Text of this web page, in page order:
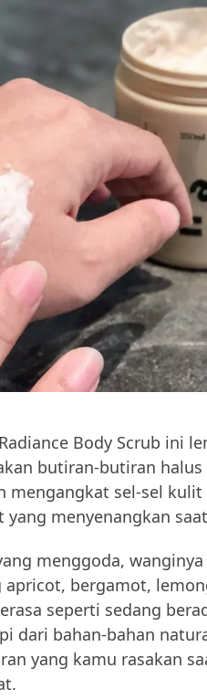
Body Scrub ini
butiran-butiran
mengangkat sel-sel
yang menyenangkan
menggoda,
bergamot,
seperti sedang
dari bahan-bahan
yang kamu rasakan